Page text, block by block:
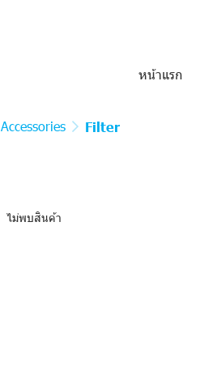
หน้าแรก
Accessories Filter
ไม่พบสินค้า